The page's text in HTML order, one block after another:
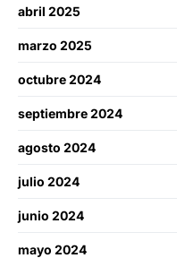
abril 2025
marzo 2025
octubre 2024
septiembre 2024
agosto 2024
julio 2024
junio 2024
mayo 2024